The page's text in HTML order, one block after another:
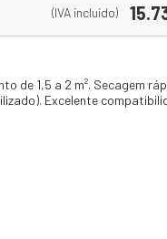
(IVA incluído)
de 1,5 a 2 m². Secagem
Excelente